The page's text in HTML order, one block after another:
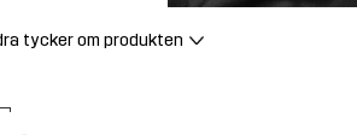
tycker om produkten